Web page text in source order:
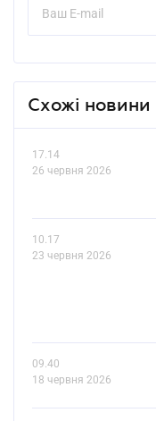
Схожі новини
17.14
26 червня 2026
10.17
23 червня 2026
09.40
18 червня 2026